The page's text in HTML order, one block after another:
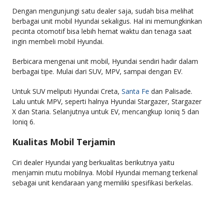
Dengan mengunjungi satu dealer saja, sudah bisa melihat
berbagai unit mobil Hyundai sekaligus. Hal ini memungkinkan
pecinta otomotif bisa lebih hemat waktu dan tenaga saat
ingin membeli mobil Hyundai.
Berbicara mengenai unit mobil, Hyundai sendiri hadir dalam
berbagai tipe. Mulai dari SUV, MPV, sampai dengan EV.
Untuk SUV meliputi Hyundai Creta, Santa Fe dan Palisade.
Lalu untuk MPV, seperti halnya Hyundai Stargazer, Stargazer
X dan Staria. Selanjutnya untuk EV, mencangkup Ioniq 5 dan
Ioniq 6.
Kualitas Mobil Terjamin
Ciri dealer Hyundai yang berkualitas berikutnya yaitu
menjamin mutu mobilnya. Mobil Hyundai memang terkenal
sebagai unit kendaraan yang memiliki spesifikasi berkelas.